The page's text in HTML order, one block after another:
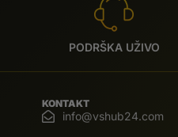
PODRŠKA UŽIVO
KONTAKT
info@vshub24.com